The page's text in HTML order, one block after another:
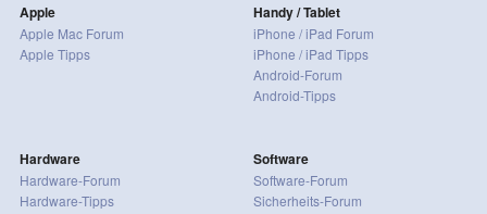
Apple
Apple Mac Forum
Apple Tipps
Handy / Tablet
iPhone / iPad Forum
iPhone / iPad Tipps
Android-Forum
Android-Tipps
Hardware
Hardware-Forum
Hardware-Tipps
Software
Software-Forum
Sicherheits-Forum